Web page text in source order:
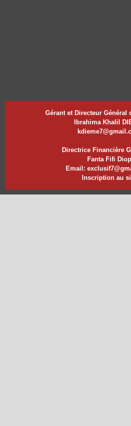
Gérant et Directeur Général
Ibrahima Khalil
Directrice Financière
Fanta Fifi Diop
Email:
Inscription au